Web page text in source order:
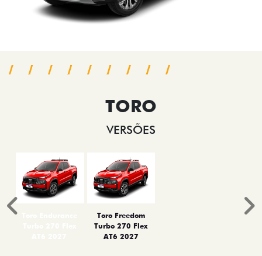
TORO
VERSÕES
Toro Freedom
Turbo 270 Flex
AT6 2027
Anterior